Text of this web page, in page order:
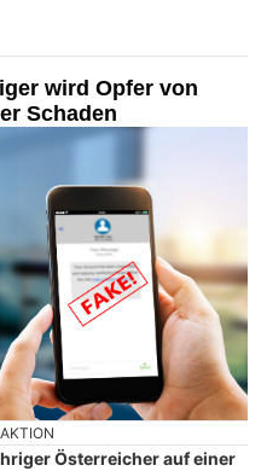
wird Opfer von
Schaden
Österreicher auf einer